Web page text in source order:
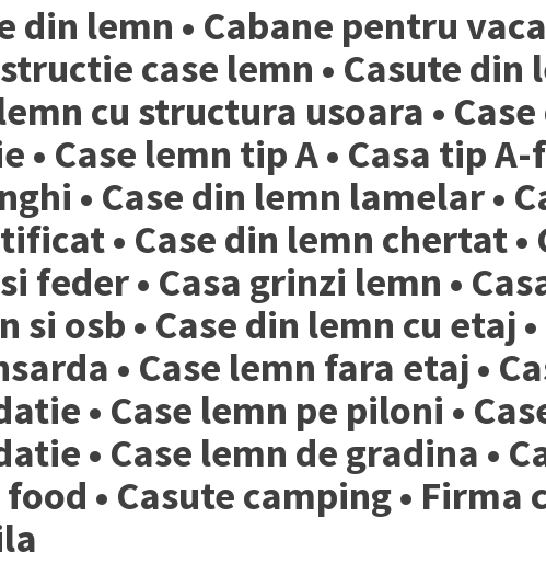
din lemn • Cabane pentru
case lemn • Casute din
cu structura usoara •
• Case lemn tip A • Casa tip
• Case din lemn lamelar •
• Case din lemn chertat •
feder • Casa grinzi lemn •
si osb • Case din lemn cu etaj
• Case lemn fara etaj •
• Case lemn pe piloni •
• Case lemn de gradina •
• Casute camping • Firma